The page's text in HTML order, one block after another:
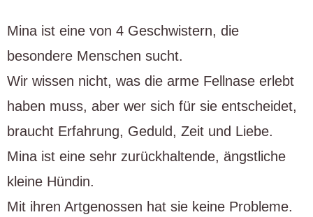
Mina ist eine von 4 Geschwistern, die
besondere Menschen sucht.
Wir wissen nicht, was die arme Fellnase erlebt
haben muss, aber wer sich für sie entscheidet,
braucht Erfahrung, Geduld, Zeit und Liebe.
Mina ist eine sehr zurückhaltende, ängstliche
kleine Hündin.
Mit ihren Artgenossen hat sie keine Probleme.